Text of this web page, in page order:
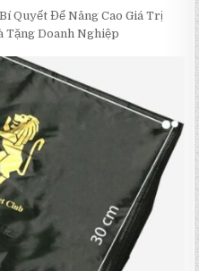
Quyết Để Nâng Cao Giá Trị
Tặng Doanh Nghiệp